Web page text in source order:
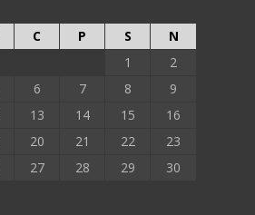
C P S
N
1
2
6 7 8
9
13 14 15
16
20 21 22
23
27 28 29
30